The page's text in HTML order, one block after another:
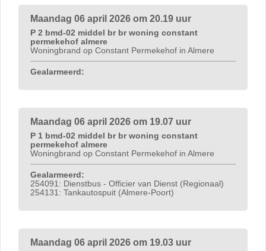
Maandag 06 april 2026 om 20.19 uur
P 2 bmd-02 middel br br woning constant
permekehof almere
Woningbrand op Constant Permekehof in Almere
Gealarmeerd:
Maandag 06 april 2026 om 19.07 uur
P 1 bmd-02 middel br br woning constant
permekehof almere
Woningbrand op Constant Permekehof in Almere
Gealarmeerd:
254091: Dienstbus - Officier van Dienst (Regionaal)
254131: Tankautospuit (Almere-Poort)
Maandag 06 april 2026 om 19.03 uur